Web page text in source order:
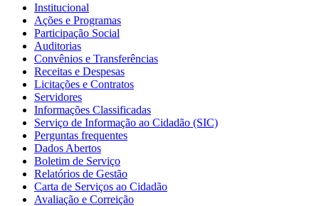
Institucional
Ações e Programas
Participação Social
Auditorias
Convênios e Transferências
Receitas e Despesas
Licitações e Contratos
Servidores
Informações Classificadas
Serviço de Informação ao Cidadão (SIC)
Perguntas frequentes
Dados Abertos
Boletim de Serviço
Relatórios de Gestão
Carta de Serviços ao Cidadão
Avaliação e Correição